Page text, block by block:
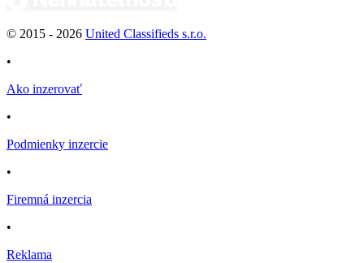
© 2015 - 2026 United Classifieds s.r.o.
•
Ako inzerovať
•
Podmienky inzercie
•
Firemná inzercia
•
Reklama